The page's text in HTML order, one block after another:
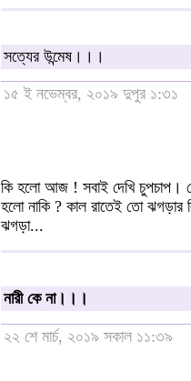
সত্যের উন্মেষ।।।
১৫ ই নভেম্বর, ২০১৯ দুপুর ১:৩১
কি হলো আজ ! সবাই দেখি
হলো নাকি ? কাল রাতেই তো ঝগড়ার
ঝগড়া...
নারী কে না।।।
২২ শে মার্চ, ২০১৯ সকাল ১১:৩৯